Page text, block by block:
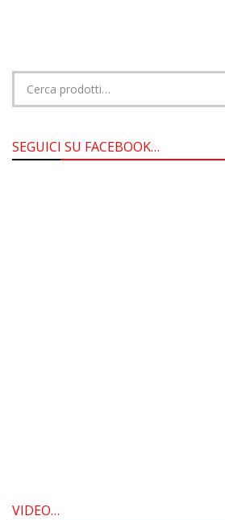
Cerca:
SEGUICI SU FACEBOOK…
VIDEO…